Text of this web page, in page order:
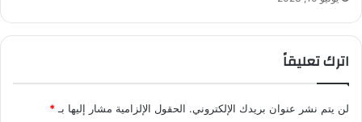
اترك تعليقاً
لن يتم نشر عنوان بريدك الإلكتروني. الحقول الإلزامية مشار إليها بـ *